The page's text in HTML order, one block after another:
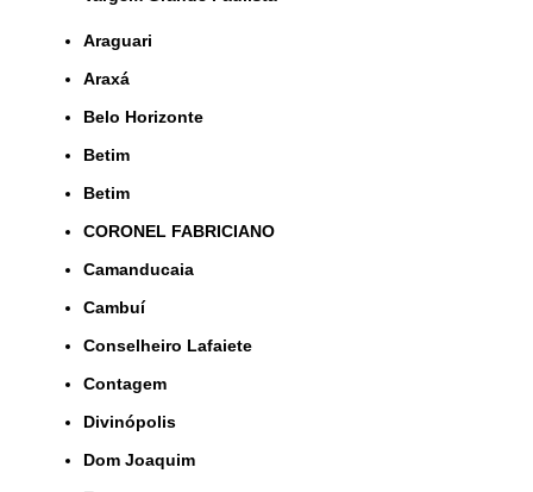
Araguari
Araxá
Belo Horizonte
Betim
Betim
CORONEL FABRICIANO
Camanducaia
Cambuí
Conselheiro Lafaiete
Contagem
Divinópolis
Dom Joaquim